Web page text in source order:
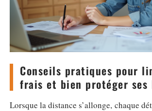
Conseils pratiques pour
frais et bien protéger ses
Lorsque la distance s’allonge, chaque